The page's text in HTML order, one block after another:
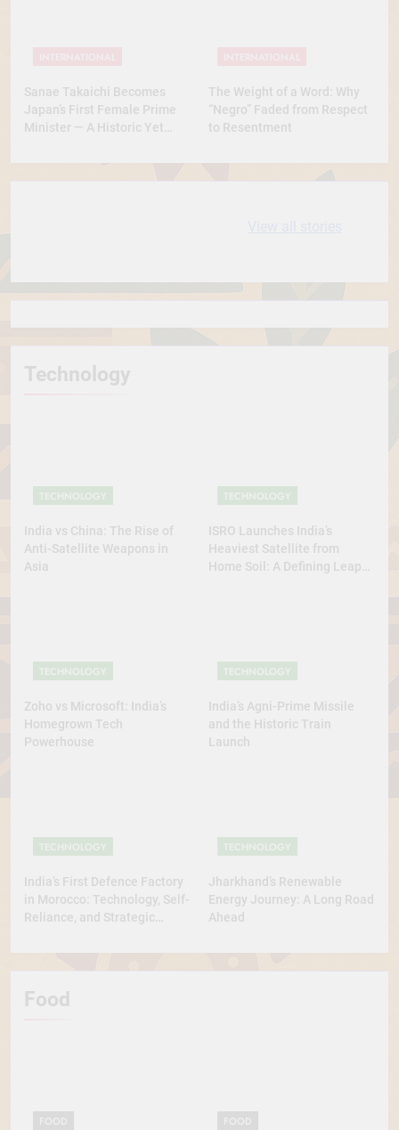
Sanae Takaichi Becomes
Japan’s First Female Prime
Minister — A Historic Yet
The Weight of a Word: Why
“Negro” Faded from Respect
to Resentment
Technology
TECHNOLOGY
India vs China: The Rise of
Anti-Satellite Weapons in
Asia
TECHNOLOGY
ISRO Launches India’s
Heaviest Satellite from
Home Soil: A Defining Leap
TECHNOLOGY
Zoho vs Microsoft: India’s
Homegrown Tech
Powerhouse
TECHNOLOGY
India’s Agni-Prime Missile
and the Historic Train
Launch
TECHNOLOGY
India’s First Defence Factory
in Morocco: Technology, Self-
Reliance, and Strategic
TECHNOLOGY
Jharkhand’s Renewable
Energy Journey: A Long Road
Ahead
Food